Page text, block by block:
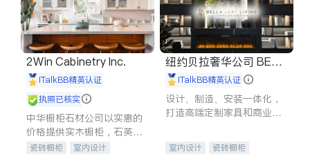
2Win Cabinetry Inc.
iTalkBB精英认证
执照已核实
中华橱柜石材公司以实惠的
价格提供实木橱柜，石英石
台面，多种优质不锈钢水
瓷砖橱柜
室内设计
纽约贝拉奢华公司 BELL
A LUXE
iTalkBB精英认证
设计、制造、安装一体化，
打造高端定制家具和商业空
室内设计
瓷砖橱柜